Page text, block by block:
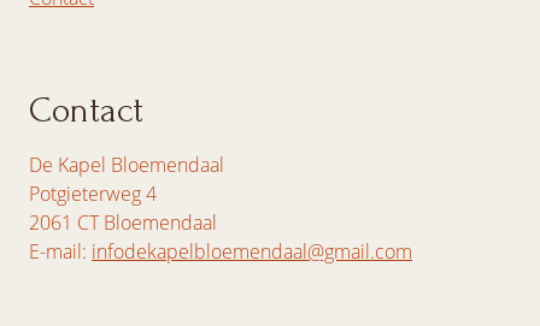
Contact
De Kapel Bloemendaal
Potgieterweg 4
2061 CT Bloemendaal
E-mail: infodekapelbloemendaal@gmail.com